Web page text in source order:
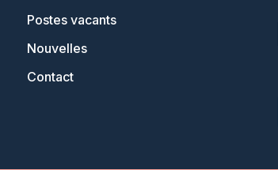
Postes vacants
Nouvelles
Contact